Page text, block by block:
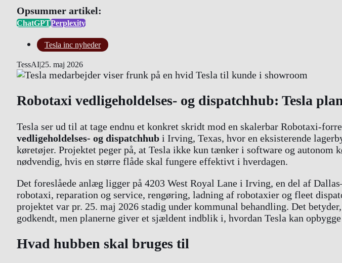
Opsummer artikel:
ChatGPTPerplexity
Tesla inc nyheder
TessAI|25. maj 2026
Robotaxi vedligeholdelses- og dispatchhub: Tesla
Tesla ser ud til at tage endnu et konkret skridt mod en skalerbar Robotaxi-
vedligeholdelses- og dispatchhub i Irving, Texas, hvor en eksisterende
køretøjer. Projektet peger på, at Tesla ikke kun tænker i software og
nødvendig, hvis en større flåde skal fungere effektivt i hverdagen.
Det foreslåede anlæg ligger på 4203 West Royal Lane i Irving, en del af
robotaxi, reparation og service, rengøring, ladning af robotaxier og fleet
projektet var pr. 25. maj 2026 stadig under kommunal behandling. Det
godkendt, men planerne giver et sjældent indblik i, hvordan Tesla kan
Hvad hubben skal bruges til